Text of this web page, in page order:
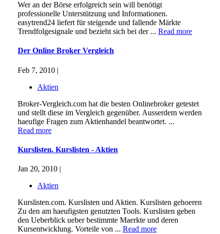
Wer an der Börse erfolgreich sein will benötigt
professionelle Unterstützung und Informationen.
easytrend24 liefert für steigende und fallende Märkte
Trendfolgesignale und bezieht sich bei der ... Read more
Der Online Broker Vergleich
Feb 7, 2010 |
Aktien
Broker-Vergleich.com hat die besten Onlinebroker getestet
und stellt diese im Vergleich gegenüber. Ausserdem werden
haeufige Fragen zum Aktienhandel beantwortet. ...
Read more
Kurslisten. Kurslisten - Aktien
Jan 20, 2010 |
Aktien
Kurslisten.com. Kurslisten und Aktien. Kurslisten gehoeren
Zu den am haeufigsten genutzten Tools. Kurslisten geben
den Ueberblick ueber bestimmte Maerkte und deren
Kursentwicklung. Vorteile von ... Read more